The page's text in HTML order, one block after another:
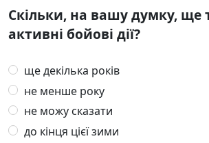
Скільки, на вашу думку, ще
активні бойові дії?
ще декілька років
не менше року
не можу сказати
до кінця цієї зими